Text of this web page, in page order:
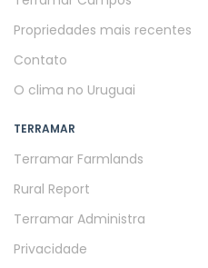
Propriedades mais recentes
Contato
O clima no Uruguai
TERRAMAR
Terramar Farmlands
Rural Report
Terramar Administra
Privacidade